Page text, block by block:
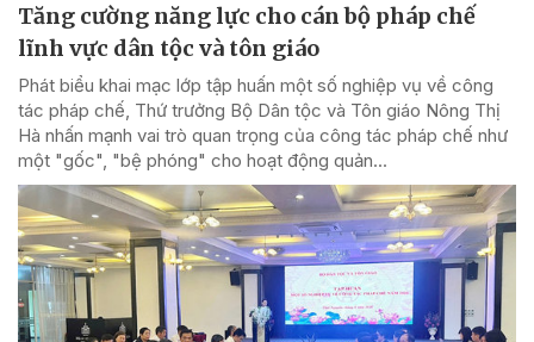
Tăng cường năng lực cho cán bộ pháp chế
lĩnh vực dân tộc và tôn giáo
Phát biểu khai mạc lớp tập huấn một số nghiệp vụ về công
tác pháp chế, Thứ trưởng Bộ Dân tộc và Tôn giáo Nông Thị
Hà nhấn mạnh vai trò quan trọng của công tác pháp chế như
một "gốc", "bệ phóng" cho hoạt động quản...